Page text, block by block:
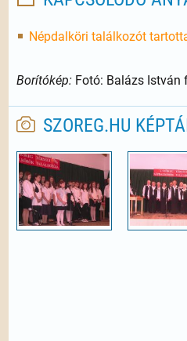
Népdalköri találkozót
Borítókép: Fotó: Balázs István
SZOREG.HU